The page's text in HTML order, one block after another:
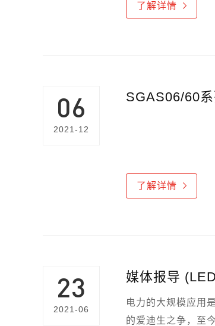
了解详情
06
2021-12
了解详情
23
2021-06
电力的大规模应用
的爱迪生之争，至